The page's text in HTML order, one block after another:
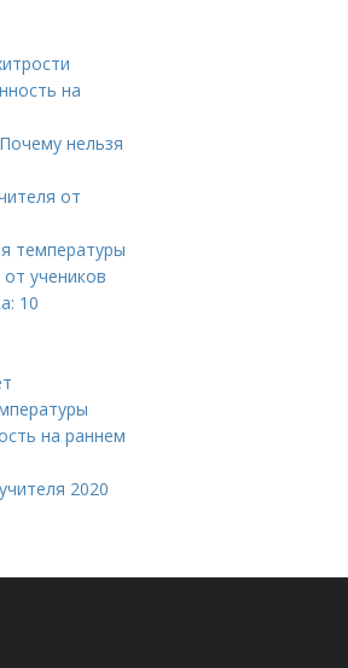
на
нельзя
от
температуры
учеников
10
на раннем
2020